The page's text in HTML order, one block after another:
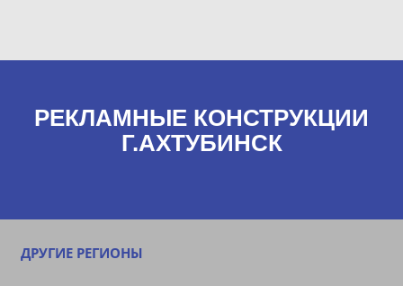
РЕКЛАМНЫЕ КОНСТРУКЦИИ
Г.АХТУБИНСК
ДРУГИЕ РЕГИОНЫ